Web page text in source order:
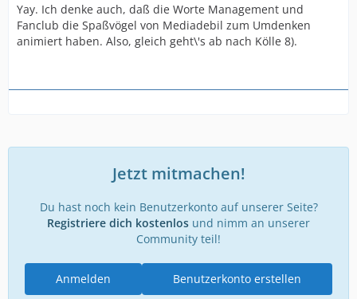
Yay. Ich denke auch, daß die Worte Management und
Fanclub die Spaßvögel von Mediadebil zum Umdenken
animiert haben. Also, gleich geht\'s ab nach Kölle 8).
Jetzt mitmachen!
Du hast noch kein Benutzerkonto auf unserer Seite?
Registriere dich kostenlos und nimm an unserer
Community teil!
Benutzerkonto erstellen
Anmelden